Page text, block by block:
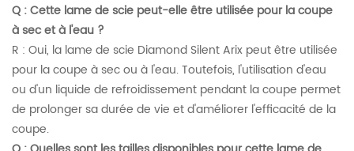
Q : Cette lame de scie peut-elle être utilisée pour la coupe
à sec et à l'eau ?
R : Oui, la lame de scie Diamond Silent Arix peut être utilisée
pour la coupe à sec ou à l'eau. Toutefois, l'utilisation d'eau
ou d'un liquide de refroidissement pendant la coupe permet
de prolonger sa durée de vie et d'améliorer l'efficacité de la
coupe.